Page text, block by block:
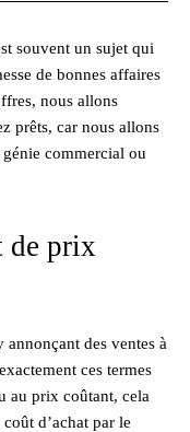
souvent un sujet qui
de bonnes affaires
nous allons
prêts, car nous allons
commercial ou
de prix
des ventes à
ces termes
au prix coûtant, cela
d’achat par le